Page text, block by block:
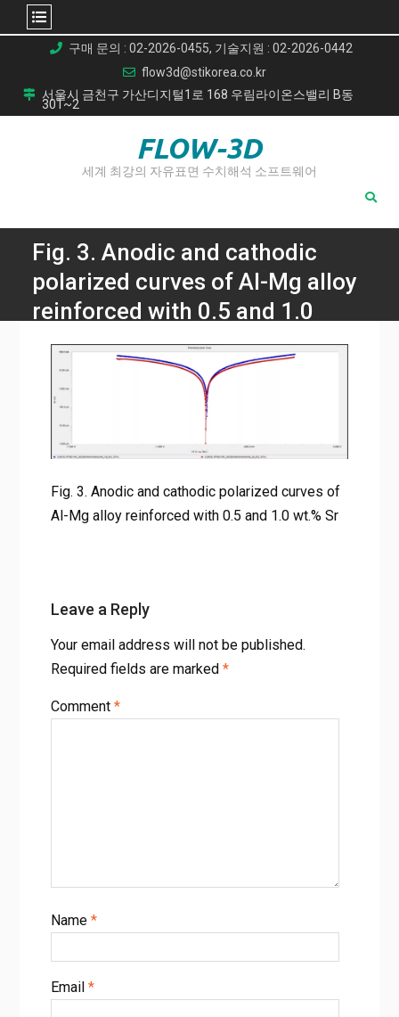
content
구매 문의 : 02-2026-0455, 기술지원 : 02-2026-0442
flow3d@stikorea.co.kr
서울시 금천구 가산디지털1로 168 우림라이온스밸리 B동
301~2
FLOW-3D
세계 최강의 자유표면 수치해석 소프트웨어
Fig. 3. Anodic and cathodic
polarized curves of Al-Mg alloy
reinforced with 0.5 and 1.0
wt.% Sr
Home
스트론튬(Sr) 첨가로 Al-Mg 합금의 기계적 특성 및 내식성 극
대화: 주조 공정 최적화
Fig. 3. Anodic and cathodic polarized curves of Al-Mg alloy
reinforced with 0.5 and 1.0 wt.% Sr
Fig. 3. Anodic and cathodic polarized curves of
Al-Mg alloy reinforced with 0.5 and 1.0 wt.% Sr
Leave a Reply
Your email address will not be published.
Required fields are marked *
Comment *
Name *
Email *